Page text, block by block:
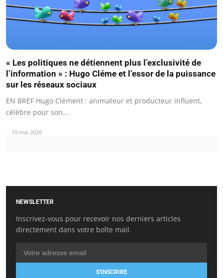
« Les politiques ne détiennent plus l’exclusivité de
l’information » : Hugo Cléme et l’essor de la puissance
sur les réseaux sociaux
EN BREF Hugo Clément : animateur et producteur influent,
célèbre pour son…
10 mai 2026
NEWSLETTER
Inscrivez-vous pour recevoir nos derniers articles
directement dans votre boîte mail.
S'INSCRIRE